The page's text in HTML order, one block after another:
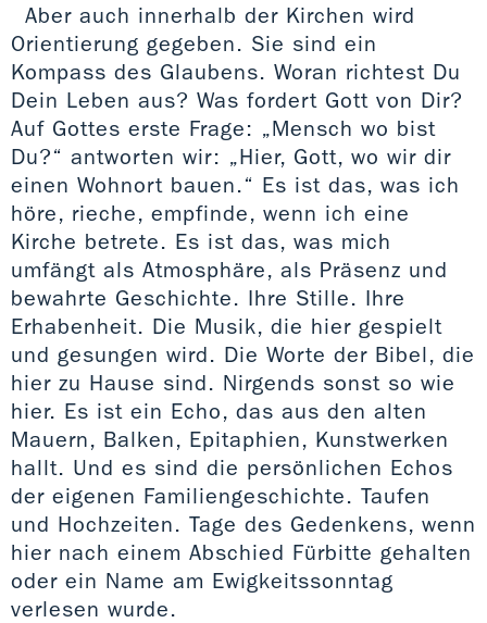
Aber auch innerhalb der Kirchen wird
Orientierung gegeben. Sie sind ein
Kompass des Glaubens. Woran richtest Du
Dein Leben aus? Was fordert Gott von Dir?
Auf Gottes erste Frage: „Mensch wo bist
Du?“ antworten wir: „Hier, Gott, wo wir dir
einen Wohnort bauen.“ Es ist das, was ich
höre, rieche, empfinde, wenn ich eine
Kirche betrete. Es ist das, was mich
umfängt als Atmosphäre, als Präsenz und
bewahrte Geschichte. Ihre Stille. Ihre
Erhabenheit. Die Musik, die hier gespielt
und gesungen wird. Die Worte der Bibel, die
hier zu Hause sind. Nirgends sonst so wie
hier. Es ist ein Echo, das aus den alten
Mauern, Balken, Epitaphien, Kunstwerken
hallt. Und es sind die persönlichen Echos
der eigenen Familiengeschichte. Taufen
und Hochzeiten. Tage des Gedenkens, wenn
hier nach einem Abschied Fürbitte gehalten
oder ein Name am Ewigkeitssonntag
verlesen wurde.